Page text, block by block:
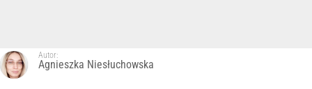
Autor:
Agnieszka Niesłuchowska